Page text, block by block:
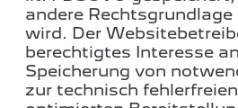
andere Rechtsgrundlage
wird. Der
berechtigtes Interesse
Speicherung von
zur technisch